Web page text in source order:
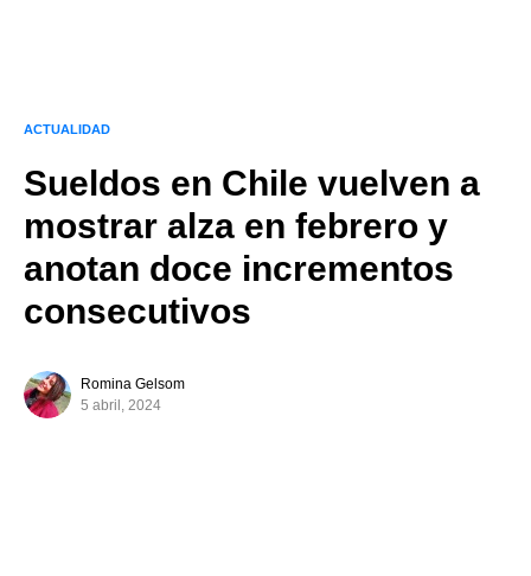
ACTUALIDAD
Sueldos en Chile vuelven a
mostrar alza en febrero y
anotan doce incrementos
consecutivos
Romina Gelsom
5 abril, 2024